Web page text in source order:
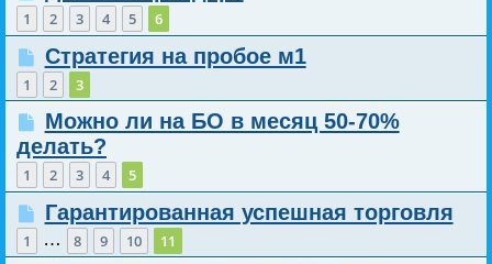
1 2 3 4 5 6
Стратегия на пробое м1
1 2 3
Можно ли на БО в месяц 50-70%
делать?
1 2 3 4 5
Гарантированная успешная торговля
1 … 8 9 10 11